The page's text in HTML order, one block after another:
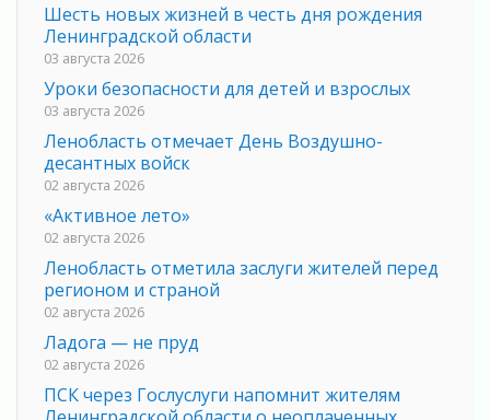
Шесть новых жизней в честь дня рождения
Ленинградской области
03 августа 2026
Уроки безопасности для детей и взрослых
03 августа 2026
Ленобласть отмечает День Воздушно-
десантных войск
02 августа 2026
«Активное лето»
02 августа 2026
Ленобласть отметила заслуги жителей перед
регионом и страной
02 августа 2026
Ладога — не пруд
02 августа 2026
ПСК через Гослуслуги напомнит жителям